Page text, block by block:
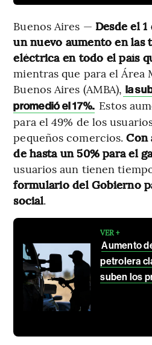
Buenos Aires — Desde el
un nuevo aumento en las
eléctrica en todo el país
mientras que para el Área
Buenos Aires (AMBA), la
promedió el 17%. Estos
para el 49% de los
pequeños comercios.Con
de hasta un 50% para el
usuarios aun tienen
formulario del Gobierno
social.
VER +
Aumento
petrolera
suben los